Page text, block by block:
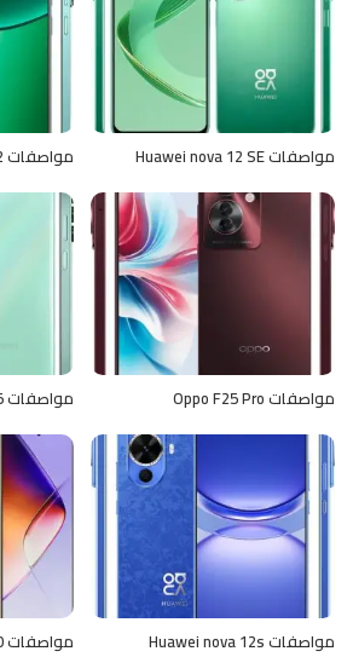
مواصفات Huawei nova 12 SE مواصفات Realme 12+
مواصفات Oppo F25 Pro مواصفات Samsung Galaxy F15
مواصفات Huawei nova 12s مواصفات Infinix Note 40